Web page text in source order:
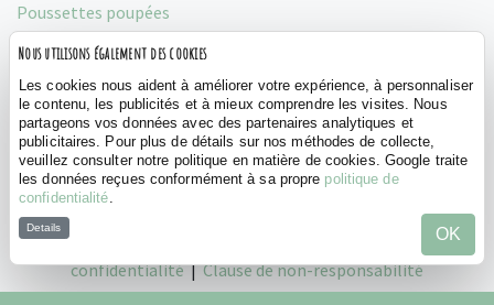
Poussettes poupées
Porteurs
Tentes de jeu
Social
confidentialité|Clause de non-responsabilité
Nous utilisons également des cookies
Les cookies nous aident à améliorer votre expérience, à personnaliser
le contenu, les publicités et à mieux comprendre les visites. Nous
partageons vos données avec des partenaires analytiques et
publicitaires. Pour plus de détails sur nos méthodes de collecte,
veuillez consulter notre politique en matière de cookies. Google traite
les données reçues conformément à sa propre politique de
confidentialité
Details OK